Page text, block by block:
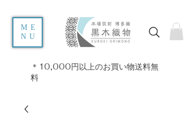
ME
NU
＊10,000円以上のお買い物送料無
料